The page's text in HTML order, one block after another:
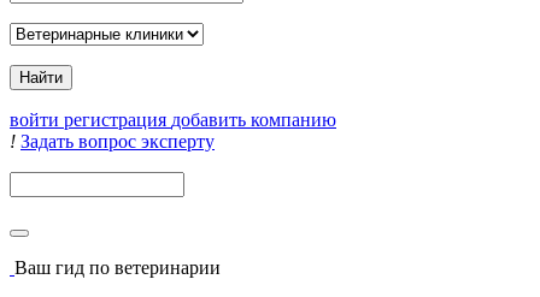
войти регистрация добавить компанию
! Задать вопрос эксперту
Ваш гид по ветеринарии